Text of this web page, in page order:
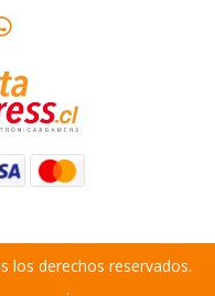
los derechos reservados.
.